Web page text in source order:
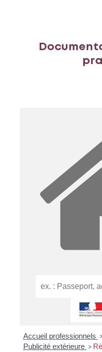
Accueil professionnels
Publicité extérieure >